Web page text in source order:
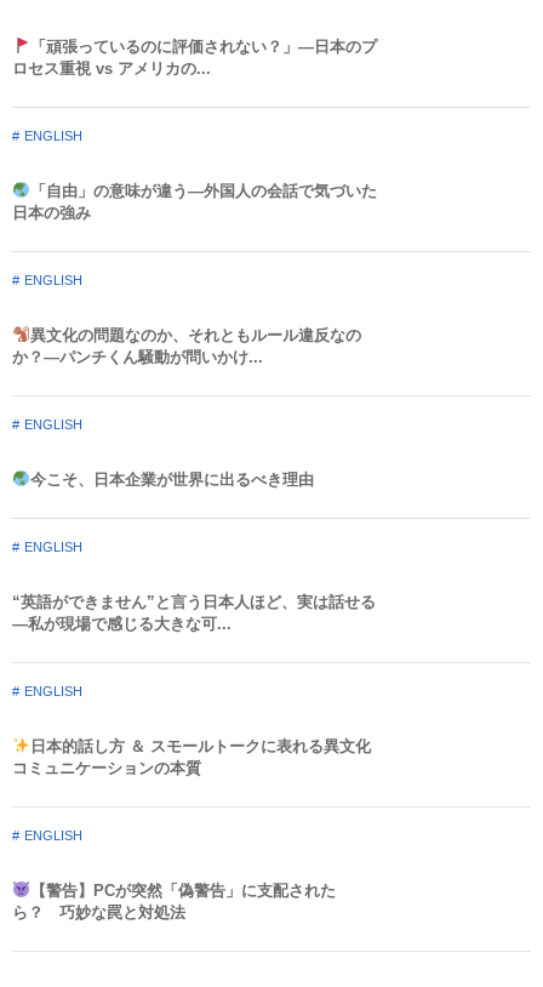
「頑張っているのに評価されない？」—日本のプ
ロセス重視 vs アメリカの...
ENGLISH
「自由」の意味が違う—外国人の会話で気づいた
日本の強み
ENGLISH
異文化の問題なのか、それともルール違反なの
か？—パンチくん騒動が問いかけ...
ENGLISH
今こそ、日本企業が世界に出るべき理由
ENGLISH
“英語ができません”と言う日本人ほど、実は話せる
—私が現場で感じる大きな可...
ENGLISH
日本的話し方 ＆ スモールトークに表れる異文化
コミュニケーションの本質
ENGLISH
【警告】PCが突然「偽警告」に支配された
ら？ 巧妙な罠と対処法